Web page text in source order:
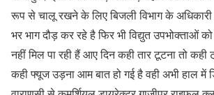
रूप से चालू रखने के लिए बिजली विभाग के अधिकारी
भर भाग दौड़ कर रहे है फिर भी विद्युत उपभोक्ताओं
नहीं मिल पा रही हैं आए दिन कही तार टूटना तो कही
कही फ्यूज उड़ना आम बात हो गई है वही अभी हाल